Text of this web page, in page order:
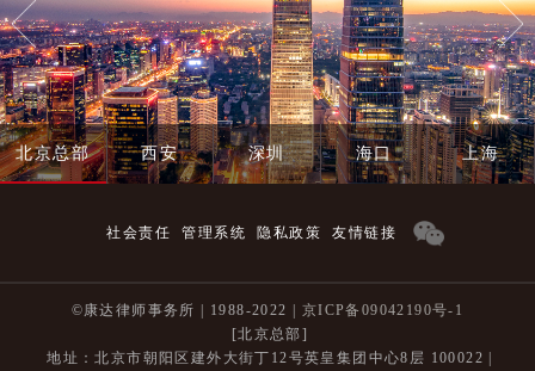
北京总部 西安 深圳 海口 上海
社会责任 管理系统 隐私政策 友情链接
©康达律师事务所 | 1988-2022 | 京ICP备09042190号-1
[北京总部]
地址：北京市朝阳区建外大街丁12号英皇集团中心8层 100022 |